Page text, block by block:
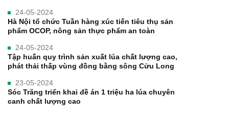
24-05-2024
Hà Nội tổ chức Tuần hàng xúc tiến tiêu thụ sản
phẩm OCOP, nông sản thực phẩm an toàn
24-05-2024
Tập huấn quy trình sản xuất lúa chất lượng cao,
phát thải thấp vùng đồng bằng sông Cửu Long
23-05-2024
Sóc Trăng triển khai đề án 1 triệu ha lúa chuyên
canh chất lượng cao